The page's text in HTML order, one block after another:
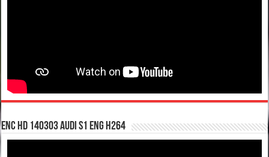
enc hd 140303 Audi S1 ENG H264